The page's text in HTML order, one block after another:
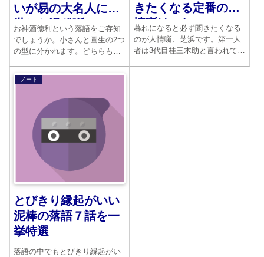
いが易の大名人に出
世した滑稽噺
お神酒徳利という落語をご存知
でしょうか。小さんと圓生の2つ
の型に分かれます。どちらも味
聞いてみてください。いたずら
心から出た嘘が本当になってし
ことが、大事件を引き起こす滑
稽噺です。
きたくなる定番の人
情噺はこれ
暮れになると必ず聞きたくなる
のが人情噺、芝浜です。第一人
者は3代目桂三木助と言われてい
ノート
とびきり縁起がいい
泥棒の落語７話を一
挙特選
落語の中でもとびきり縁起がい